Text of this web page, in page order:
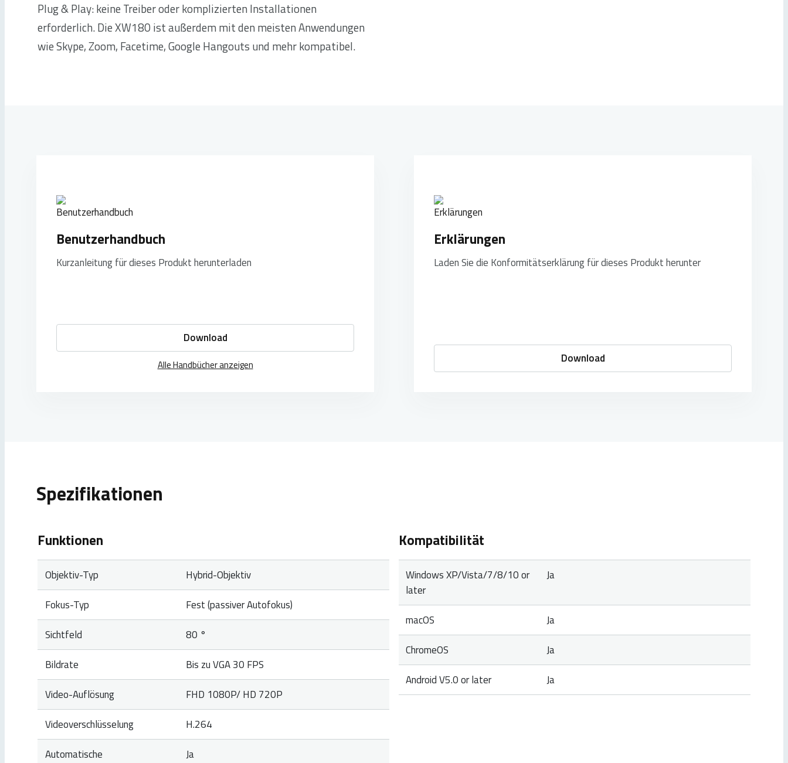
Plug & Play: keine Treiber oder komplizierten Installationen
erforderlich. Die XW180 ist außerdem mit den meisten Anwendungen
wie Skype, Zoom, Facetime, Google Hangouts und mehr kompatibel.
Benutzerhandbuch
Kurzanleitung für dieses Produkt herunterladen
Download
Alle Handbücher anzeigen
Erklärungen
Laden Sie die Konformitätserklärung für dieses Produkt herunter
Download
Spezifikationen
Funktionen
Objektiv-Typ
Hybrid-Objektiv
Fokus-Typ
Fest (passiver Autofokus)
Sichtfeld
80 °
Bildrate
Bis zu VGA 30 FPS
Video-Auflösung
FHD 1080P/ HD 720P
Videoverschlüsselung
H.264
Automatische
Ja
Kompatibilität
Windows XP/Vista/7/8/10 or
later
Ja
macOS
Ja
ChromeOS
Ja
Android V5.0 or later
Ja